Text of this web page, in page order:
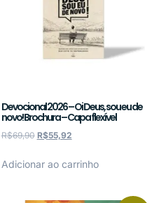
Devocional 2026 – Oi Deus, sou eu de
novo! Brochura – Capa flexível
R$69,90 R$55,92
Adicionar ao carrinho